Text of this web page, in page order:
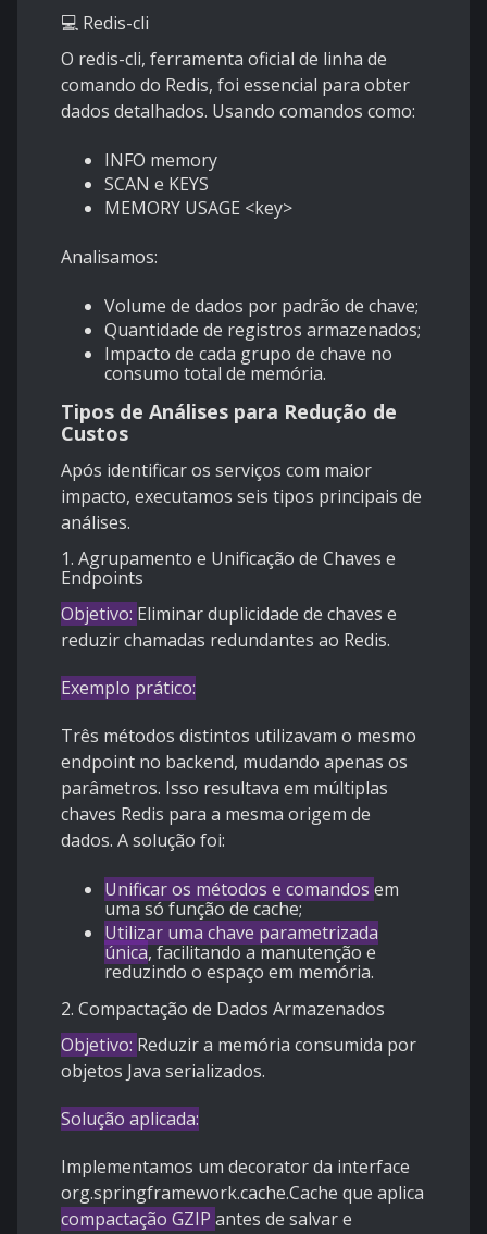
💻 Redis-cli
O redis-cli, ferramenta oficial de linha de
comando do Redis, foi essencial para obter
dados detalhados. Usando comandos como:
INFO memory
SCAN e KEYS
MEMORY USAGE <key>
Analisamos:
Volume de dados por padrão de chave;
Quantidade de registros armazenados;
Impacto de cada grupo de chave no
consumo total de memória.
Tipos de Análises para Redução de
Custos
Após identificar os serviços com maior
impacto, executamos seis tipos principais de
análises.
1. Agrupamento e Unificação de Chaves e
Endpoints
Objetivo: Eliminar duplicidade de chaves e
reduzir chamadas redundantes ao Redis.
Exemplo prático:
Três métodos distintos utilizavam o mesmo
endpoint no backend, mudando apenas os
parâmetros. Isso resultava em múltiplas
chaves Redis para a mesma origem de
dados. A solução foi:
Unificar os métodos e comandos em
uma só função de cache;
Utilizar uma chave parametrizada
única, facilitando a manutenção e
reduzindo o espaço em memória.
2. Compactação de Dados Armazenados
Objetivo: Reduzir a memória consumida por
objetos Java serializados.
Solução aplicada:
Implementamos um decorator da interface
org.springframework.cache.Cache que aplica
compactação GZIP antes de salvar e